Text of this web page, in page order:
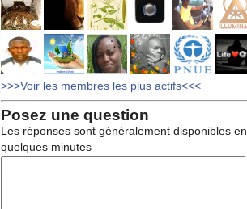
>>>Voir les membres les plus actifs<<<
Posez une question
Les réponses sont généralement disponibles en
quelques minutes